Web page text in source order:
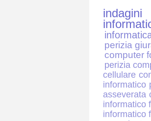
indagini
perizia
computer
perizia
cellulare
informatico
asseverata
informatico
informatico